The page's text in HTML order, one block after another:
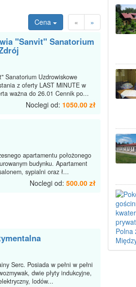
« »
Cena
"Sanvit" Sanatorium
Sanatorium Uzdrowiskowe
z oferty LAST MINUTE w
ważna do 26.01 Cennik po...
Noclegi od: 1050.00 zł
apartamentu położonego
budynku. Apartament
sypialni oraz ł...
Noclegi od: 500.00 zł
Serc. Posiada w pełni w pełni
dwie płyty indukcyjne,
lodów...